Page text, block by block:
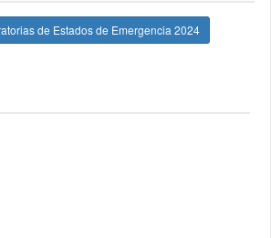
de Estados de Emergencia 2024